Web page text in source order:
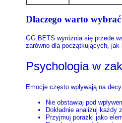
Dlaczego warto
GG.BETS wyróżnia się przede
zarówno dla początkujących, jak
Psychologia w
Emocje często wpływają na
Nie obstawiaj pod
Dokładnie analizuj każdy
Przyjmuj porażki jako